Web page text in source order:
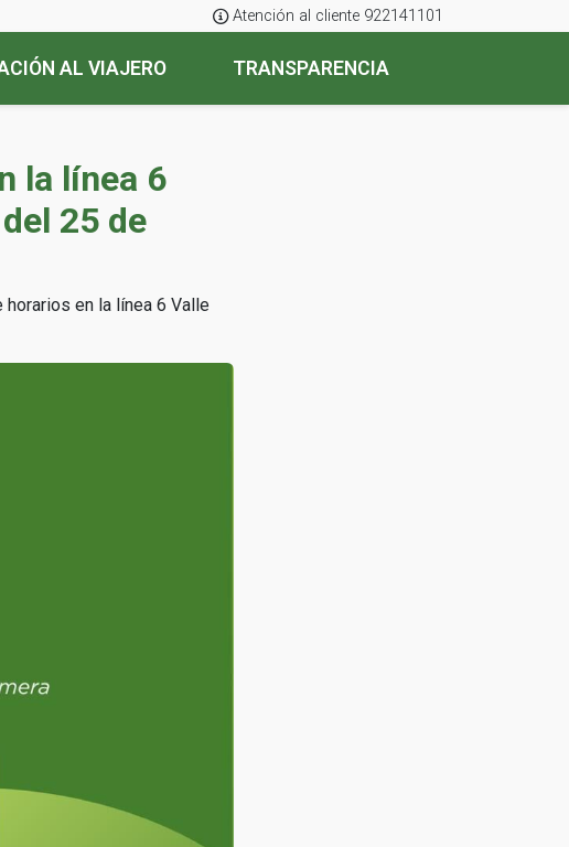
Atención al cliente 922141101
AL VIAJERO TRANSPARENCIA
la línea 6
25 de
en la línea 6 Valle